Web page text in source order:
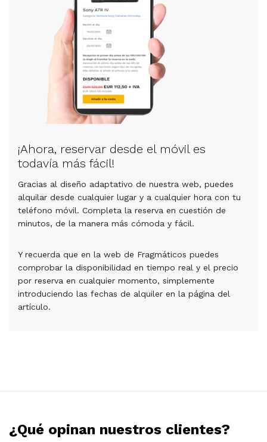
¡Ahora, reservar desde el móvil es
todavía más fácil!
Gracias al diseño adaptativo de nuestra web, puedes
alquilar desde cualquier lugar y a cualquier hora con tu
teléfono móvil. Completa la reserva en cuestión de
minutos, de la manera más cómoda y fácil.
Y recuerda que en la web de Fragmáticos puedes
comprobar la disponibilidad en tiempo real y el precio
por reserva en cualquier momento, simplemente
introduciendo las fechas de alquiler en la página del
artículo.
¿Qué opinan nuestros clientes?